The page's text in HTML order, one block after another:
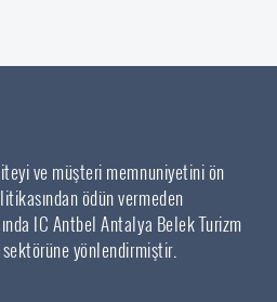
ve müşteri memnuniyetini ön
ödün vermeden
IC Antbel Antalya Belek Turizm
sektörüne yönlendirmiştir.